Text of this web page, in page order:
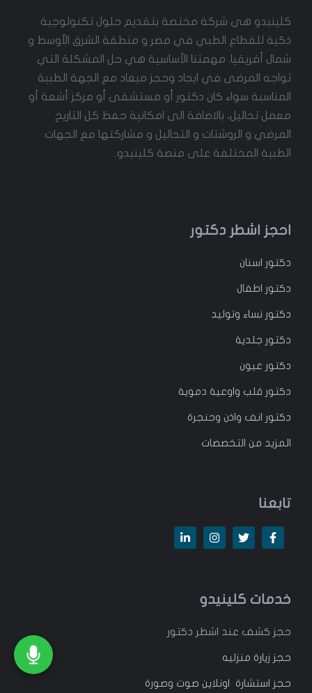
كلينيدو هي شركة مختصة بتقديم حلول تكنولوجية
ذكية للقطاع الطبي في مصر و منطقة الشرق الأوسط و
شمال أفريقيا. مهمتنا الأساسية هي حل المشكلة التي
تواجه المرضى في ايجاد وحجز ميعاد مع الجهة الطبية
المناسبة سواء كان دكتور أو مستشفى أو مركز أشعة أو
معمل تحاليل، بالاضافة الى امكانية حفظ كل التاريخ
المرضي و الروشتات و التحاليل و مشاركتها مع الجهات
الطبية المختلفة على منصة كلينيدو.
احجز اشطر دكتور
دكتور اسنان
دكتور اطفال
دكتور نساء وتوليد
دكتور جلدية
دكتور عيون
دكتور قلب واوعية دموية
دكتور انف واذن وحنجرة
المزيد من التخصصات
تابعنا
خدمات كلينيدو
حجز كشف عند اشطر دكتور
حجز زيارة منزليه
حجز استشارة اونلاين صوت وصورة